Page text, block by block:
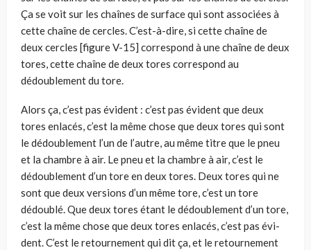
Ça se voit sur les chaînes de sur­face qui sont associées à
cette chaîne de cercles. C’est-à-dire, si cette chaîne de
deux cercles [figure V-15] cor­respond à une chaîne de deux
tores, cette chaîne de deux tores corres­pond au
dédoublement du tore.
Alors ça, c’est pas évident : c’est pas évident que deux
tores enlacés, c’est la même chose que deux tores qui sont
le dédoublement l’un de l’autre, au même titre que le pneu
et la chambre à air. Le pneu et la chambre à air, c’est le
dédoublement d’un tore en deux tores. Deux tores qui ne
sont que deux versions d’un même tore, c’est un tore
dédoublé. Que deux tores étant le dédouble­ment d’un tore,
c’est la même chose que deux tores enlacés, c’est pas évi­
dent. C’est le retournement qui dit ça, et le retournement